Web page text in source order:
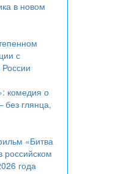
в новом
с
комедия о
глянца,
«Битва
российском
года